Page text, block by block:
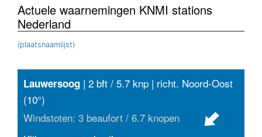
Actuele waarnemingen KNMI stations
Nederland
(plaatsnaamlijst)
Lauwersoog | 2 bft / 5.7 knp | richt. Noord-Oost
(10°)
Windstoten: 3 beaufort / 6.7 knopen